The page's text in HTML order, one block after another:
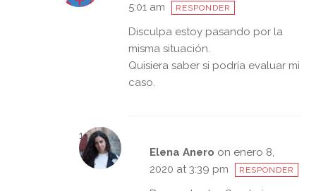
5:01 am
RESPONDER
Disculpa estoy pasando por la
misma situación.
Quisiera saber si podría evaluar mi
caso.
Elena Anero on enero 8,
2020 at 3:39 pm
RESPONDER